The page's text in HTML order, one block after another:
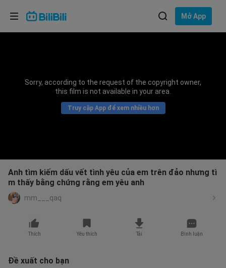
Mở App
Sorry, according to the request of the copyright owner,
this film is not available in your area.
Truy cập App để xem nhiều hơn
Anh tìm kiếm dấu vết tình yêu của em trên đảo nhưng tì
m thấy bằng chứng rằng em yêu anh
mm___qaq
Thích Yêu thích Tải Bình luận
Đề xuất cho bạn
Lựa chọn ngôn ngữ
Bahasa Indonesia